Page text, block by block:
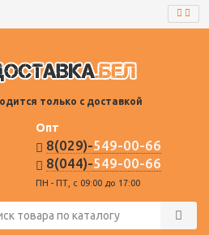
только с доставкой
Опт
8(029)-549-00-66
8(044)-549-00-66
ПН - ПТ, с 09:00 до 17:00